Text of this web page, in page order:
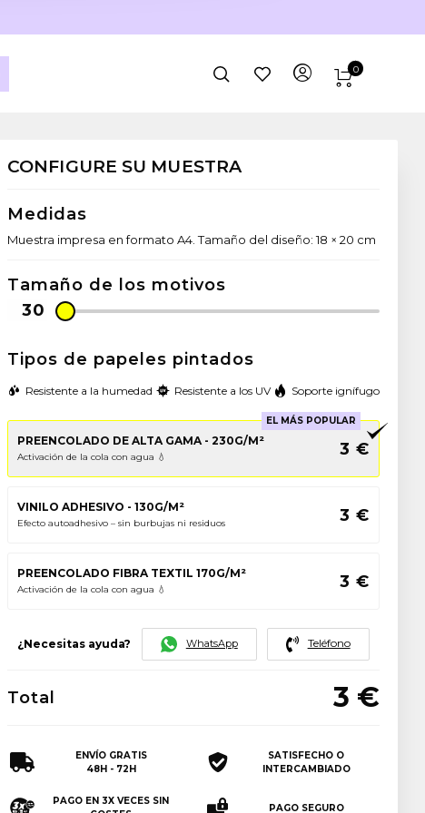
0
CONFIGURE SU MUESTRA
Medidas
Muestra impresa en formato A4. Tamaño del diseño: 18 × 20 cm
Tamaño de los motivos
Tipos de papeles pintados
Resistente a la humedad Resistente a los UV Soporte ignífugo
EL MÁS POPULAR
PREENCOLADO DE ALTA GAMA - 230G/M²
Activación de la cola con agua 💧 3 €
VINILO ADHESIVO - 130G/M²
Efecto autoadhesivo – sin burbujas ni residuos 3 €
PREENCOLADO FIBRA TEXTIL 170G/M²
Activación de la cola con agua 💧 3 €
¿Necesitas ayuda? WhatsApp Teléfono
Total 3 €
ENVÍO GRATIS
48H - 72H
SATISFECHO O
INTERCAMBIADO
PAGO EN 3X VECES SIN
PAGO SEGURO